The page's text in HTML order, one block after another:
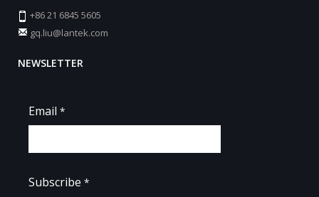
+86 21 6845 5605
gq.liu@lantek.com
NEWSLETTER